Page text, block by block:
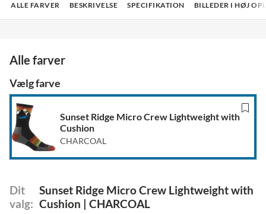
ALLE FARVER BESKRIVELSE SPECIFIKATION BILLEDER I HØJ
Alle farver
Vælg farve
Sunset Ridge Micro Crew Lightweight with
Cushion
CHARCOAL
Dit
valg:
Sunset Ridge Micro Crew Lightweight with
Cushion |CHARCOAL